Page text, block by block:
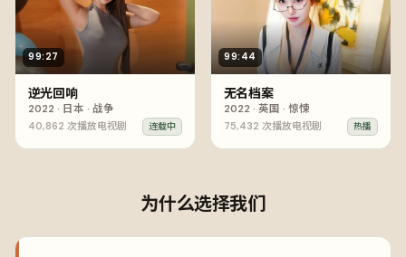
99:27
逆光回响
2022 · 日本 · 战争
40,862 次播放电视剧 连载中
99:44
无名档案
2022 · 英国 · 惊悚
75,432 次播放电视剧 热播
为什么选择我们